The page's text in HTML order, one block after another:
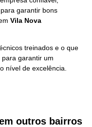
garantir bons
Vila Nova
treinados e o que
garantir um
nível de excelência.
outros bairros